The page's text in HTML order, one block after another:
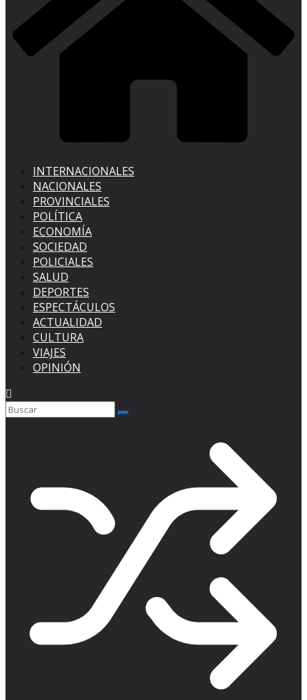
INTERNACIONALES
NACIONALES
PROVINCIALES
POLÍTICA
ECONOMÍA
SOCIEDAD
POLICIALES
SALUD
DEPORTES
ESPECTÁCULOS
ACTUALIDAD
CULTURA
VIAJES
OPINIÓN